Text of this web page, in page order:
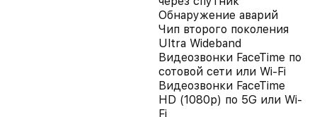
Обнаружение аварий
Чип второго поколения
Ultra Wideband
Видеозвонки FaceTime по
сотовой сети или Wi‑Fi
Видеозвонки FaceTime
HD (1080p) по 5G или Wi-
Fi